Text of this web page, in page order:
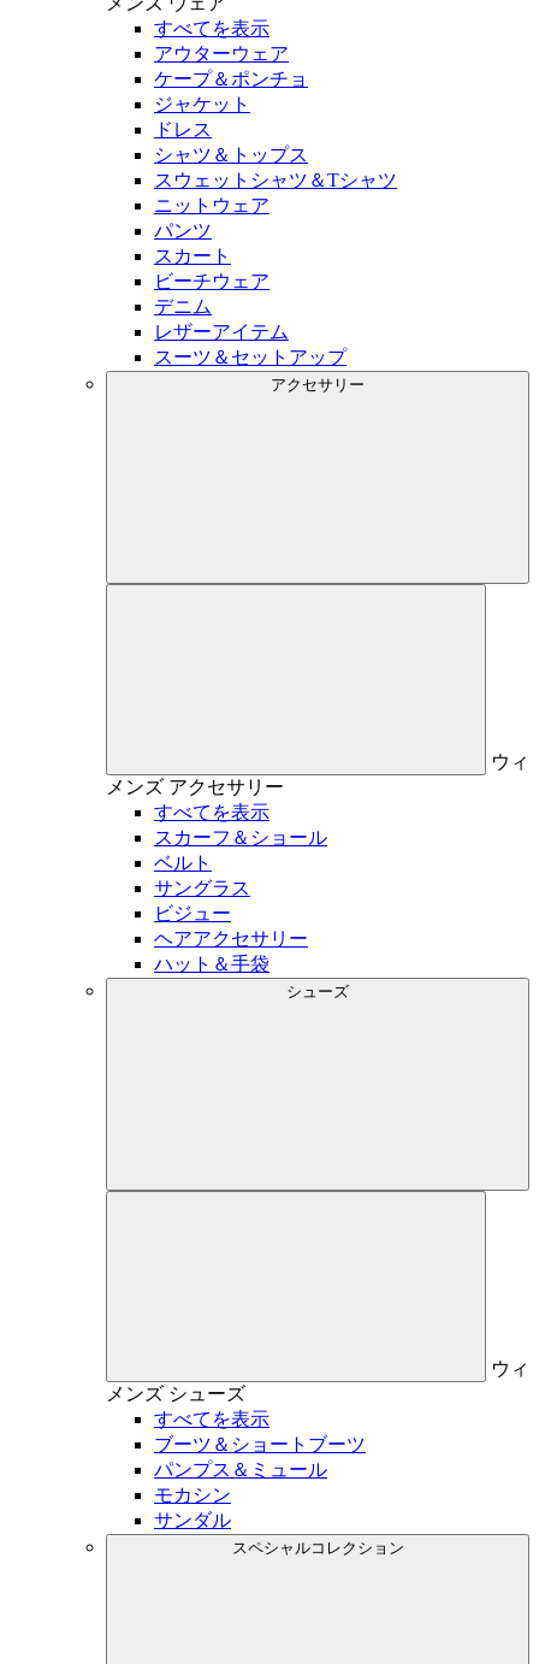
すべてを表示
アウターウェア
ケープ＆ポンチョ
ジャケット
ドレス
シャツ＆トップス
スウェットシャツ＆Tシャツ
ニットウェア
パンツ
スカート
ビーチウェア
デニム
レザーアイテム
スーツ＆セットアップ
アクセサリー
ウィ
メンズ アクセサリー
すべてを表示
スカーフ＆ショール
ベルト
サングラス
ビジュー
ヘアアクセサリー
ハット＆手袋
シューズ
ウィ
メンズ シューズ
すべてを表示
ブーツ＆ショートブーツ
パンプス＆ミュール
モカシン
サンダル
スペシャルコレクション